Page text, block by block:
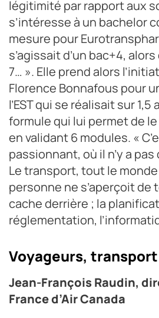
légitimité par rapport aux
s’intéresse à un bachelor
mesure pour
s’agissait d’un bac+4,
7… ». Elle prend alors
Florence Bonnafous pour
l’EST qui se réalisait sur
formule qui lui permet de
en validant 6 modules. «
passionnant, où il n’y a
Le transport, tout le monde
personne ne s’aperçoit de
cache derrière ; la
réglementation,
Voyageurs,
Jean-François Raudin,
France d’Air Canada